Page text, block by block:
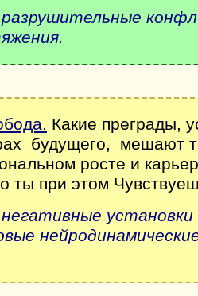
Какие преграды,
будущего, мешают
росте и
ты при этом
установки